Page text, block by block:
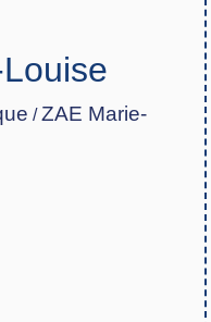
/ZAE Marie-